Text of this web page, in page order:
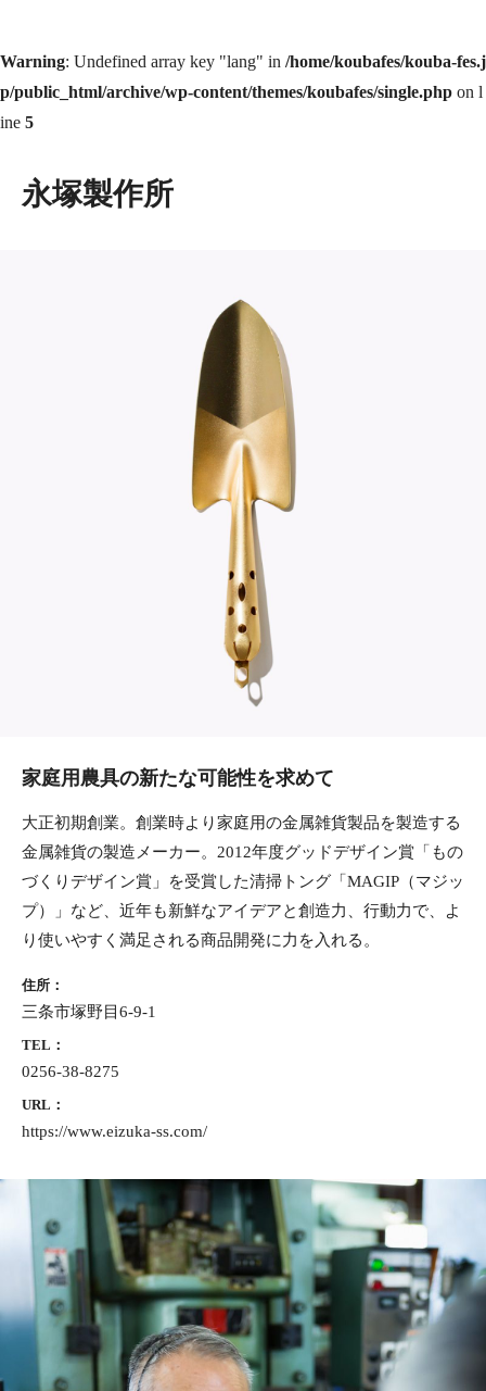
Warning: Undefined array key "lang" in /home/koubafes/kouba-fes.j
p/public_html/archive/wp-content/themes/koubafes/single.php on l
ine 5
永塚製作所
家庭用農具の新たな可能性を求めて
大正初期創業。創業時より家庭用の金属雑貨製品を製造する
金属雑貨の製造メーカー。2012年度グッドデザイン賞「もの
づくりデザイン賞」を受賞した清掃トング「MAGIP（マジッ
プ）」など、近年も新鮮なアイデアと創造力、行動力で、よ
り使いやすく満足される商品開発に力を入れる。
住所：
三条市塚野目6-9-1
TEL：
0256-38-8275
URL：
https://www.eizuka-ss.com/